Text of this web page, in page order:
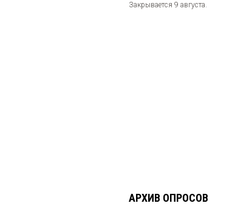
Закрывается 9 августа.
АРХИВ ОПРОСОВ